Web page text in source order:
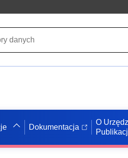
Dokumentacja
O